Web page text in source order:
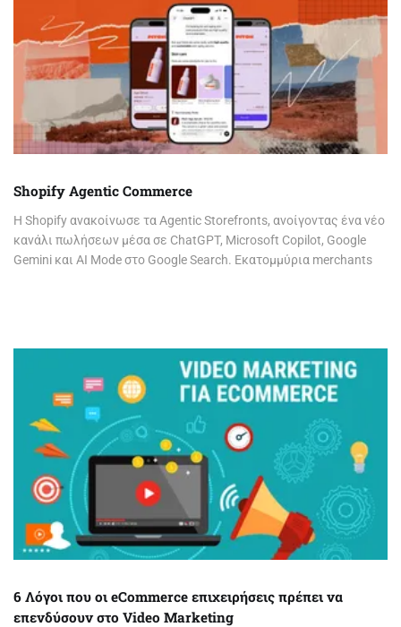
Shopify Agentic Commerce
Η Shopify ανακοίνωσε τα Agentic Storefronts, ανοίγοντας ένα νέο
κανάλι πωλήσεων μέσα σε ChatGPT, Microsoft Copilot, Google
Gemini και AI Mode στο Google Search. Εκατομμύρια merchants
6 Λόγοι που οι eCommerce επιχειρήσεις πρέπει να
επενδύσουν στο Video Marketing